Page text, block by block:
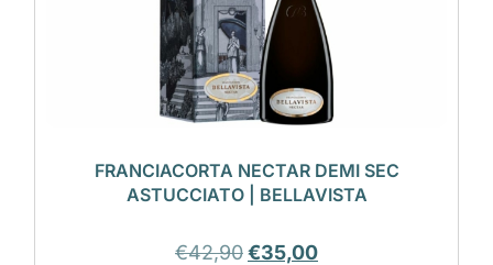
FRANCIACORTA NECTAR DEMI SEC
ASTUCCIATO | BELLAVISTA
€42,90€35,00